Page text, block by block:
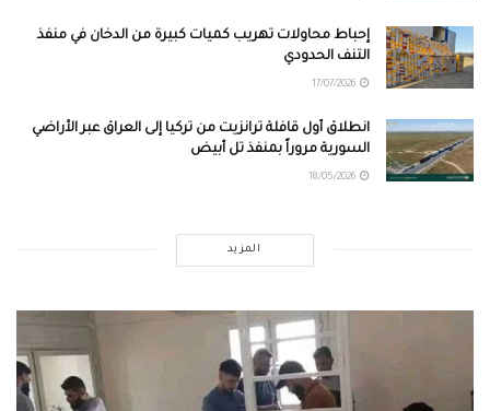
إحباط محاولات تهريب كميات كبيرة من الدخان في منفذ
التنف الحدودي
انطلاق أول قافلة ترانزيت من تركيا إلى العراق عبر الأراضي
السورية مروراً بمنفذ تل أبيض
المزيد